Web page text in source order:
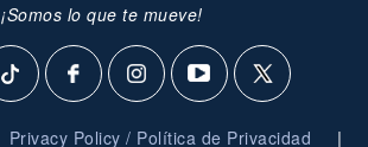
¡Somos lo que te mueve!
Privacy Policy / Política de Privacidad |